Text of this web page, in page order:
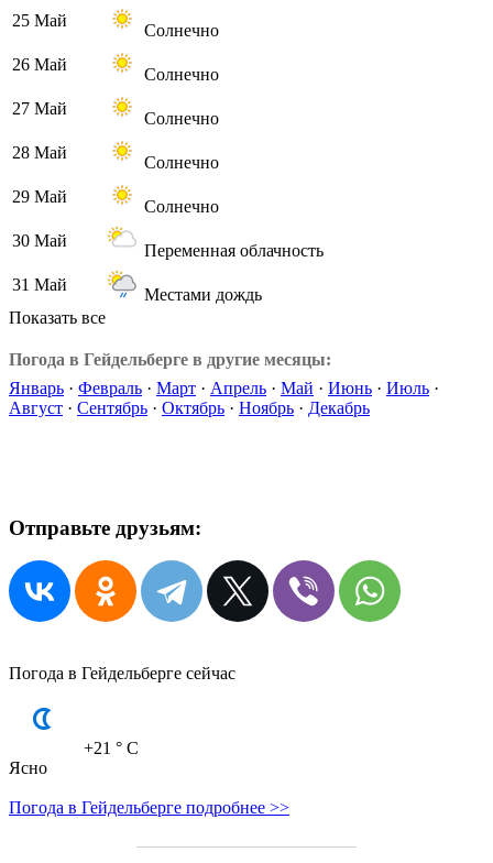
25 Май
Солнечно
26 Май
Солнечно
27 Май
Солнечно
28 Май
Солнечно
29 Май
Солнечно
30 Май
Переменная облачность
31 Май
Местами дождь
Показать все
Погода в Гейдельберге в другие месяцы:
Январь · Февраль · Март · Апрель · Май · Июнь · Июль ·
Август · Сентябрь · Октябрь · Ноябрь · Декабрь
Отправьте друзьям:
Погода в Гейдельберге сейчас
+21 ° C
Ясно
Погода в Гейдельберге подробнее >>